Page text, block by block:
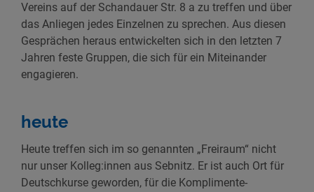
Vereins auf der Schandauer Str. 8 a zu treffen und über
das Anliegen jedes Einzelnen zu sprechen. Aus diesen
Gesprächen heraus entwickelten sich in den letzten 7
Jahren feste Gruppen, die sich für ein Miteinander
engagieren.
heute
Heute treffen sich im so genannten „Freiraum“ nicht
nur unser Kolleg:innen aus Sebnitz. Er ist auch Ort für
Deutschkurse geworden, für die Komplimente-